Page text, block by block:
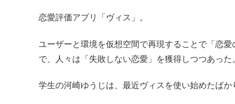
恋愛評価アプリ「ヴィス」。
ユーザーと環境を仮想空間で再現することで「恋
で、人々は「失敗しない恋愛」を獲得しつつあった
学生の河崎ゆうじは、最近ヴィスを使い始めたばか